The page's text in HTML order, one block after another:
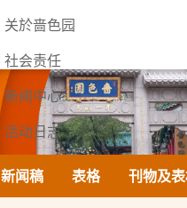
关於啬色园
社会责任
新闻中心
活动日志
联络我们
新闻稿 表格 刊物及